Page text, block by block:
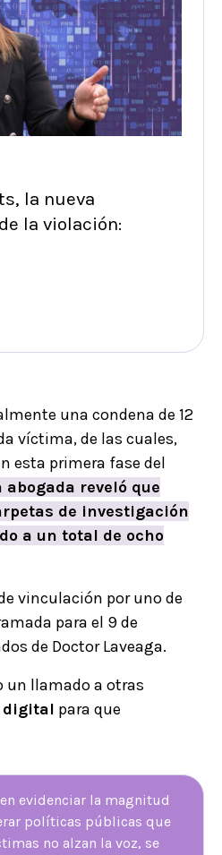
la nueva
la violación:
una condena de 12
víctima, de las cuales,
esta primera fase del
abogada reveló que
de investigación
a un total de ocho
vinculación por uno de
para el 9 de
de Doctor Laveaga.
un llamado a otras
digital para que
evidenciar la magnitud
políticas públicas que
no alzan la voz, se